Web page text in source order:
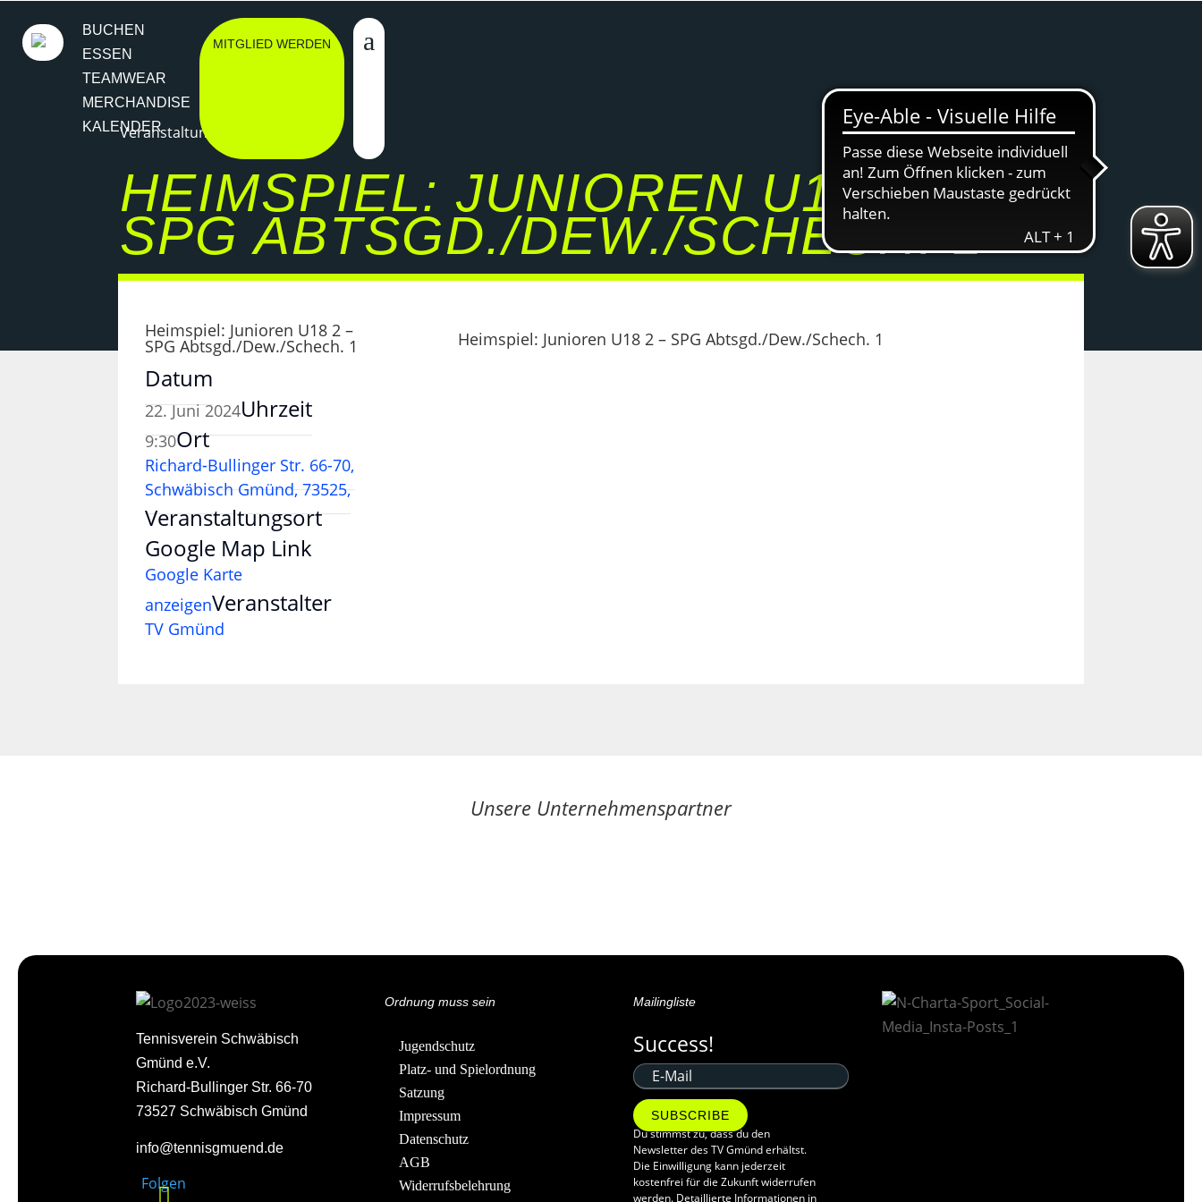
BUCHEN
ESSEN
TEAMWEAR
MERCHANDISE
KALENDER
MITGLIED WERDEN
Veranstaltung
HEIMSPIEL: JUNIOREN U18 2 –
SPG ABTSGD./DEW./SCHECH. 1
Heimspiel: Junioren U18 2 –
SPG Abtsgd./Dew./Schech. 1
Datum
22. Juni 2024Uhrzeit
9:30Ort
Richard-Bullinger Str. 66-70,
Schwäbisch Gmünd, 73525,
Veranstaltungsort
Google Map Link
Google Karte
anzeigenVeranstalter
TV Gmünd
Heimspiel: Junioren U18 2 – SPG Abtsgd./Dew./Schech. 1
Unsere Unternehmenspartner
Tennisverein Schwäbisch
Gmünd e.V.
Richard-Bullinger Str. 66-70
73527 Schwäbisch Gmünd
info@tennisgmuend.de
Folgen
Ordnung muss sein
Jugendschutz
Platz- und Spielordnung
Satzung
Impressum
Datenschutz
AGB
Widerrufsbelehrung
Mailingliste
Success!
SUBSCRIBE
Du stimmst zu, dass du den
Newsletter des TV Gmünd erhältst.
Die Einwilligung kann jederzeit
kostenfrei für die Zukunft widerrufen
werden. Detaillierte Informationen in